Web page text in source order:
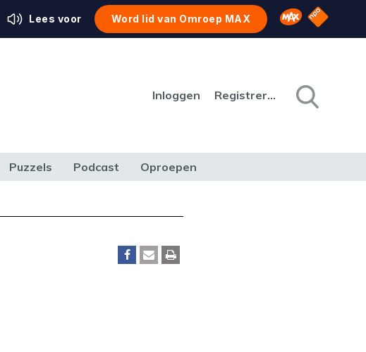
Lees voor Word lid van Omroep MAX Omroep MAX
NPO
Inloggen Registreren
Puzzels Podcast Oproepen